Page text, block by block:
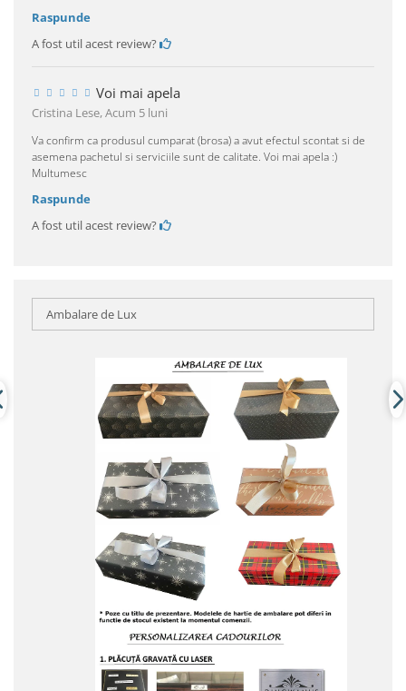
Raspunde
A fost util acest review?
Voi mai apela
Cristina Lese,Acum 5 luni
Va confirm ca produsul cumparat (brosa) a avut efectul scontat si de
asemena pachetul si serviciile sunt de calitate. Voi mai apela :)
Multumesc
Raspunde
A fost util acest review?
Ambalare de Lux